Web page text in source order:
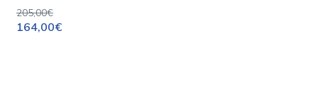
205,00€
164,00€